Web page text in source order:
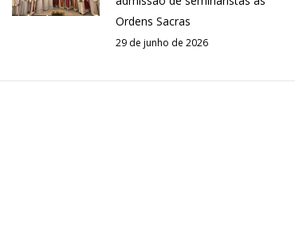
Ordens Sacras
29 de junho de 2026